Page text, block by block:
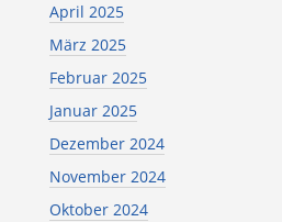
April 2025
März 2025
Februar 2025
Januar 2025
Dezember 2024
November 2024
Oktober 2024